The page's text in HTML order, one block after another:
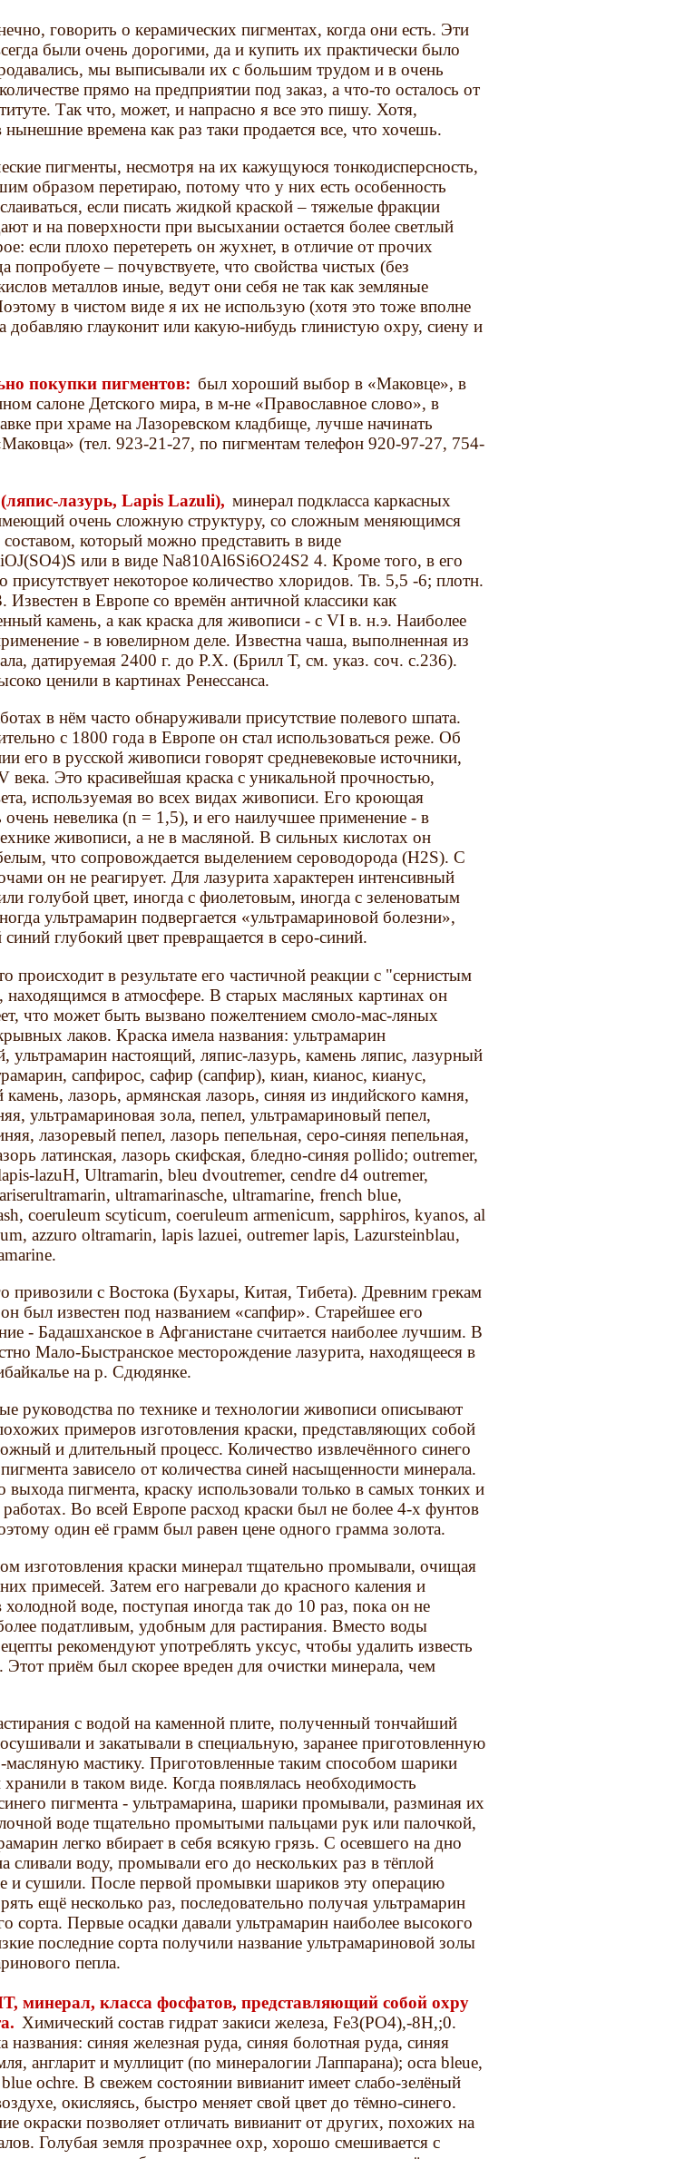
говорить о керамических пигментах, когда они есть. Эти
были очень дорогими, да и купить их практически было
мы выписывали их с большим трудом и в очень
прямо на предприятии под заказ, а что-то осталось от
Так что, может, и напрасно я все это пишу. Хотя,
времена как раз таки продается все, что хочешь.
пигменты, несмотря на их кажущуюся тонкодисперсность,
образом перетираю, потому что у них есть особенность
если писать жидкой краской – тяжелые фракции
и на поверхности при высыхании остается более светлый
если плохо перетереть он жухнет, в отличие от прочих
попробуете – почувствуете, что свойства чистых (без
металлов иные, ведут они себя не так как земляные
в чистом виде я их не использую (хотя это тоже вполне
добавляю глауконит или какую-нибудь глинистую охру, сиену и
покупки пигментов: был хороший выбор в «Маковце», в
салоне Детского мира, в м-не «Православное слово», в
при храме на Лазоревском кладбище, лучше начинать
(тел. 923-21-27, по пигментам телефон 920-97-27, 754-
лазурь, Lapis Lazuli), минерал подкласса каркасных
очень сложную структуру, со сложным меняющимся
который можно представить в виде
или в виде Na810Al6Si6O24S2 4. Кроме того, в его
присутствует некоторое количество хлоридов. Тв. 5,5 -6; плотн.
Известен в Европе со времён античной классики как
камень, а как краска для живописи - с VI в. н.э. Наиболее
- в ювелирном деле. Известна чаша, выполненная из
датируемая 2400 г. до Р.Х. (Брилл Т, см. указ. соч. с.236).
ценили в картинах Ренессанса.
в нём часто обнаруживали присутствие полевого шпата.
с 1800 года в Европе он стал использоваться реже. Об
его в русской живописи говорят средневековые источники,
века. Это красивейшая краска с уникальной прочностью,
используемая во всех видах живописи. Его кроющая
очень невелика (n = 1,5), и его наилучшее применение - в
живописи, а не в масляной. В сильных кислотах он
что сопровождается выделением сероводорода (H2S). С
он не реагирует. Для лазурита характерен интенсивный
голубой цвет, иногда с фиолетовым, иногда с зеленоватым
ультрамарин подвергается «ультрамариновой болезни»,
глубокий цвет превращается в серо-синий.
происходит в результате его частичной реакции с "сернистым
находящимся в атмосфере. В старых масляных картинах он
что может быть вызвано пожелтением смоло-мас-ляных
лаков. Краска имела названия: ультрамарин
ультрамарин настоящий, ляпис-лазурь, камень ляпис, лазурный
сапфирос, сафир (сапфир), киан, кианос, кианус,
камень, лазорь, армянская лазорь, синяя из индийского камня,
ультрамариновая зола, пепел, ультрамариновый пепел,
лазоревый пепел, лазорь пепельная, серо-синяя пепельная,
латинская, лазорь скифская, бледно-синяя pollido; outremer,
lazuH, Ultramarin, bleu dvoutremer, cendre d4 outremer,
ultramarinasche, ultramarine, french blue,
coeruleum scyticum, coeruleum armenicum, sapphiros, kyanos, al
azzuro oltramarin, lapis lazuei, outremer lapis, Lazursteinblau,
привозили с Востока (Бухары, Китая, Тибета). Древним грекам
был известен под названием «сапфир». Старейшее его
- Бадашханское в Афганистане считается наиболее лучшим. В
Мало-Быстранское месторождение лазурита, находящееся в
на р. Сдюдянке.
руководства по технике и технологии живописи описывают
примеров изготовления краски, представляющих собой
и длительный процесс. Количество извлечённого синего
зависело от количества синей насыщенности минерала.
выхода пигмента, краску использовали только в самых тонких и
Во всей Европе расход краски был не более 4-х фунтов
один её грамм был равен цене одного грамма золота.
изготовления краски минерал тщательно промывали, очищая
примесей. Затем его нагревали до красного каления и
воде, поступая иногда так до 10 раз, пока он не
податливым, удобным для растирания. Вместо воды
рекомендуют употреблять уксус, чтобы удалить известь
Этот приём был скорее вреден для очистки минерала, чем
с водой на каменной плите, полученный тончайший
и закатывали в специальную, заранее приготовленную
масляную мастику. Приготовленные таким способом шарики
в таком виде. Когда появлялась необходимость
пигмента - ультрамарина, шарики промывали, разминая их
воде тщательно промытыми пальцами рук или палочкой,
легко вбирает в себя всякую грязь. С осевшего на дно
сливали воду, промывали его до нескольких раз в тёплой
и сушили. После первой промывки шариков эту операцию
ещё несколько раз, последовательно получая ультрамарин
сорта. Первые осадки давали ультрамарин наиболее высокого
последние сорта получили название ультрамариновой золы
пепла.
класса фосфатов, представляющий собой охру
Химический состав гидрат закиси железа, Fe3(PO4),-8Н,;0.
названия: синяя железная руда, синяя болотная руда, синяя
англарит и муллицит (по минералогии Лаппарана); ocra bleue,
ochre. В свежем состоянии вивианит имеет слабо-зелёный
окисляясь, быстро меняет свой цвет до тёмно-синего.
окраски позволяет отличать вивианит от других, похожих на
Голубая земля прозрачнее охр, хорошо смешивается с